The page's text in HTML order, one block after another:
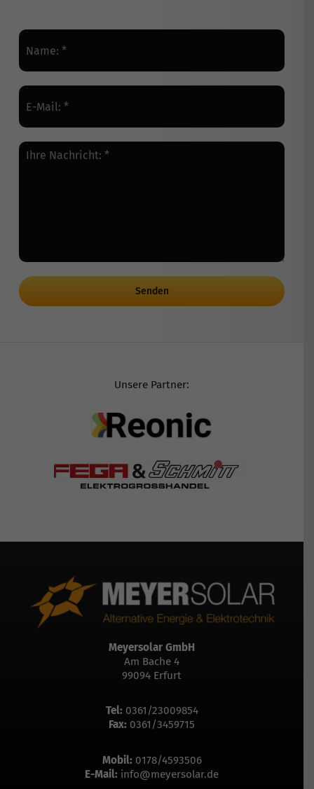
Senden
Unsere Partner:
Meyersolar GmbH
Am Bache 4
99094 Erfurt
Tel: 0361/23009854
Fax: 0361/3459715
Mobil: 0178/4593506
E-Mail: info@meyersolar.de